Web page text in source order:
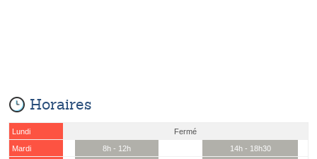
Horaires
Lundi
Fermé
Mardi
8h - 12h
14h - 18h30